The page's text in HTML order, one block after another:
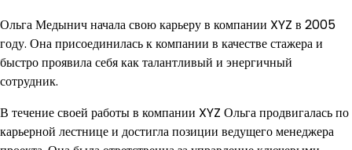
Ольга Медынич начала свою карьеру в компании XYZ в 2005
году. Она присоединилась к компании в качестве стажера и
быстро проявила себя как талантливый и энергичный
сотрудник.
В течение своей работы в компании XYZ Ольга продвигалась по
карьерной лестнице и достигла позиции ведущего менеджера